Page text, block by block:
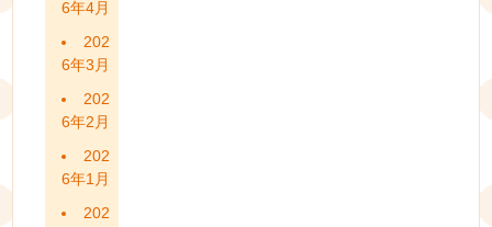
6年4月
202
6年3月
202
6年2月
202
6年1月
202